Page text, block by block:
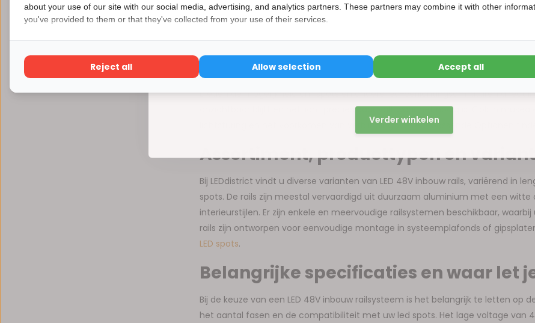
voor zowel residentiële als commerciële toepassingen waar een strakke
passende Optionen finden Sie auch bei LED 3-FASE Rails Powergear®.
Toepassingen van led 48v inbouw
Deze inbouw rails worden vaak toegepast in woonkamers, keukens, kantoren
bieden de mogelijkheid om spots en andere led-verlichtingsarmaturen direct
onzichtbaar blijft en het licht precies daar valt waar het nodig is. Ook in
lichtsturing en het voorkomen van verblinding Weitere passende Optionen
Assortiment, producttypen en
Bij LEDdistrict vindt u diverse varianten van LED 48V inbouw rails, variërend in
spots. De rails zijn meestal vervaardigd uit duurzaam aluminium met een
interieurstijlen. Er zijn enkele en meervoudige railsystemen beschikbaar,
rails zijn ontworpen voor eenvoudige montage in systeemplafonds of
LED spots.
Belangrijke specificaties en waar let
Bij de keuze van een LED 48V inbouw railsysteem is het belangrijk te letten
het aantal fasen en de compatibiliteit met uw led spots. Het lage voltage van
Verder winkelen
about your use of our site with our social media, advertising, and analytics partners. These partners may combine it with other
you've provided to them or that they've collected from your use of their services.
Reject all Allow selection Accept all